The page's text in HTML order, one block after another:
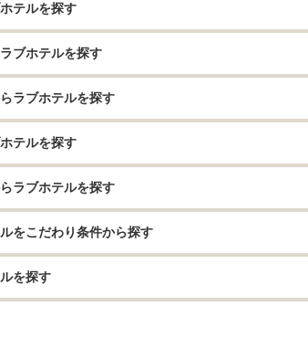
テルを探す
ブホテルを探す
ラブホテルを探す
テルを探す
ラブホテルを探す
をこだわり条件から探す
を探す